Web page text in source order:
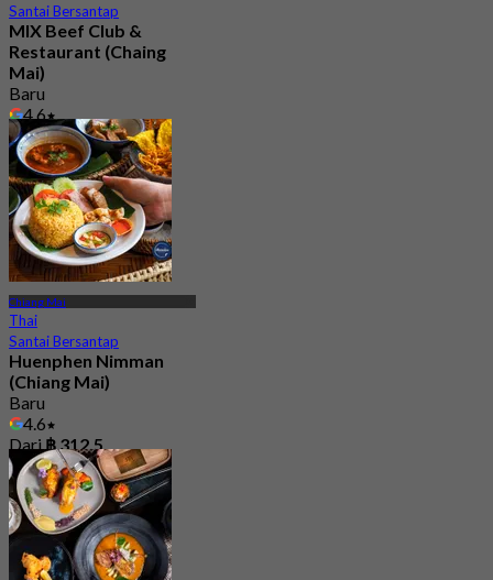
Santai Bersantap
MIX Beef Club &
Restaurant (Chaing
Mai)
Baru
4.6
Dari฿ 645
Chiang Mai
Thai
Santai Bersantap
Huenphen Nimman
(Chiang Mai)
Baru
4.6
Dari ฿ 312.5